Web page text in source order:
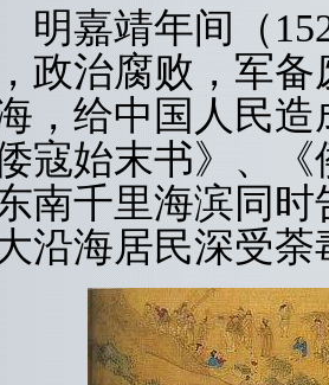
嘉靖年间（
政治腐败，军
，给中国人民
寇始末书》、
南千里海滨同
沿海居民深受荼